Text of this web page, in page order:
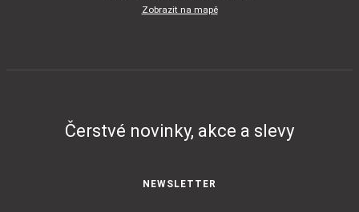
Zobrazit na mapě
Čerstvé novinky, akce a slevy
NEWSLETTER